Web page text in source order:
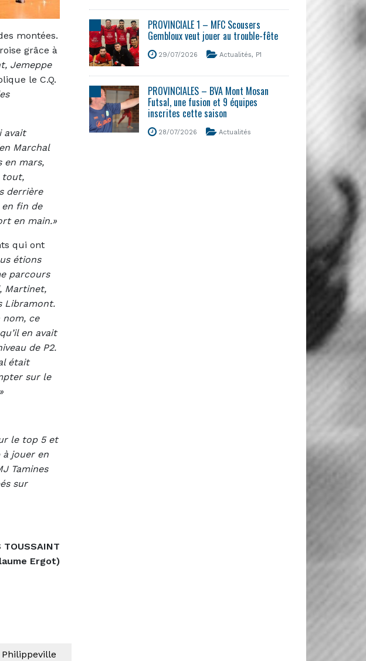
montées.
grâce à
Jemeppe
le C.Q.
avait
Marchal
en mars,
tout,
derrière
fin de
en main.»
qui ont
étions
parcours
Martinet,
Libramont.
nom, ce
en avait
de P2.
était
sur le
le top 5 et
à jouer en
Tamines
sur
TOUSSAINT
Ergot)
PROVINCIALE 1 – MFC Scousers
Gembloux veut jouer au trouble-fête
29/07/2026 Actualités, P1
PROVINCIALES – BVA Mont Mosan
Futsal, une fusion et 9 équipes
inscrites cette saison
28/07/2026 Actualités